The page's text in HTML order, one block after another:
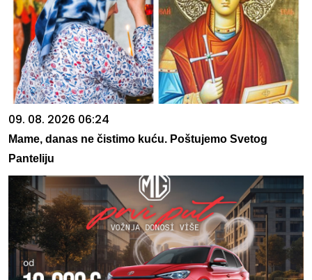
09. 08. 2026 06:24
Mame, danas ne čistimo kuću. Poštujemo Svetog
Panteliju